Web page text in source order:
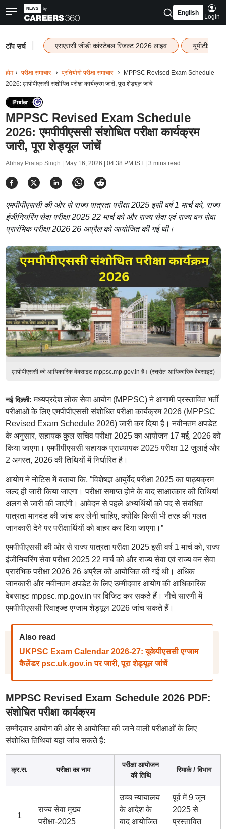
English
Login
टॉप सर्च एसएससी जीडी कांस्टेबल रिजल्ट 2026 लाइव यूपीटीईटी
होम परीक्षा समाचार प्रतियोगी परीक्षा समाचार
MPPSC Revised Exam Schedule
2026: एमपीपीएससी संशोधित परीक्षा कार्यक्रम जारी, पूरा शेड्यूल जांचें
MPPSC Revised Exam Schedule
2026: एमपीपीएससी संशोधित परीक्षा कार्यक्रम
जारी, पूरा शेड्यूल जांचें
Abhay Pratap Singh | May 16, 2026 | 04:38 PM IST| 3 mins read
एमपीपीएससी की ओर से राज्य पात्रता परीक्षा 2025 इसी वर्ष 1 मार्च को, राज्य
इंजीनियरिंग सेवा परीक्षा 2025 22 मार्च को और राज्य सेवा एवं राज्य वन सेवा
प्रारंभिक परीक्षा 2026 26 अप्रैल को आयोजित की गई थी।
एमपीपीएससी की आधिकारिक वेबसाइट mppsc.mp.gov.in है। (स्त्रोत-आधिकारिक वेबसाइट)
नई दिल्ली:मध्यप्रदेश लोक सेवा आयोग (MPPSC) ने आगामी प्रस्‍तावित भर्ती
परीक्षाओं के लिए एमपीपीएससी संशोधित परीक्षा कार्यक्रम 2026 (MPPSC
Revised Exam Schedule 2026) जारी कर दिया है। नवीनतम अपडेट
के अनुसार, सहायक कुल सचिव परीक्षा 2025 का आयोजन 17 मई, 2026 को
किया जाएगा। एमपीपीएससी सहायक प्राध्यापक 2025 परीक्षा 12 जुलाई और
2 अगस्त, 2026 की तिथियों में निर्धारित है।
आयोग ने नोटिस में बताया कि, “विशेषज्ञ आयुर्वेद परीक्षा 2025 का पाठ्यक्रम
जल्द ही जारी किया जाएगा। परीक्षा समाप्त होने के बाद साक्षात्कार की तिथियां
अलग से जारी की जाएंगी। आवेदन से पहले अभ्यर्थियों को पद से संबंधित
पात्रता मानदंड की जांच कर लेनी चाहिए, क्योंकि किसी भी तरह की गलत
जानकारी देने पर परीक्षार्थियों को बाहर कर दिया जाएगा।”
एमपीपीएससी की ओर से राज्य पात्रता परीक्षा 2025 इसी वर्ष 1 मार्च को, राज्य
इंजीनियरिंग सेवा परीक्षा 2025 22 मार्च को और राज्य सेवा एवं राज्य वन सेवा
प्रारंभिक परीक्षा 2026 26 अप्रैल को आयोजित की गई थी। अधिक
जानकारी और नवीनतम अपडेट के लिए उम्मीदवार आयोग की आधिकारिक
वेबसाइट mppsc.mp.gov.in पर विजिट कर सकते हैं। नीचे सारणी में
एमपीपीएससी रिवाइज्ड एग्जाम शेड्यूल 2026 जांच सकते हैं।
Also read
UKPSC Exam Calendar 2026-27: यूकेपीएससी एग्जाम
कैलेंडर psc.uk.gov.in पर जारी, पूरा शेड्यूल जांचें
MPPSC Revised Exam Schedule 2026 PDF:
संशोधित परीक्षा कार्यक्रम
उम्मीदवार आयोग की ओर से आयोजित की जाने वाली परीक्षाओं के लिए
संशोधित तिथियां यहां जांच सकते हैं:
क्र.स. परीक्षा का नाम
परीक्षा आयोजन
की तिथि
रिमार्क / विभाग
1
राज्य सेवा मुख्य
परीक्षा-2025
उच्च न्यायालय
के आदेश के
बाद आयोजित
पूर्व में 9 जून
2025 से
प्रस्तावित